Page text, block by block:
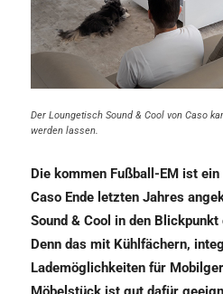
Der Loungetisch Sound & Cool von Caso
werden lassen.
Die kommen Fußball-EM ist
Caso Ende letzten Jahres
Sound & Cool in den
Denn das mit Kühlfächern,
Lademöglichkeiten für